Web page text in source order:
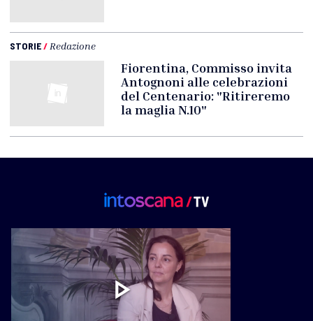
STORIE/ Redazione
Fiorentina, Commisso invita
Antognoni alle celebrazioni
del Centenario: "Ritireremo
la maglia N.10"